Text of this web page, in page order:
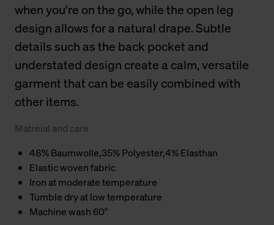
when you're on the go, while the open leg
design allows for a natural drape. Subtle
details such as the back pocket and
understated design create a calm, versatile
garment that can be easily combined with
other items.
Matreial and care
48% Baumwolle,35% Polyester,4% Elasthan
Elastic woven fabric
Iron at moderate temperature
Tumble dry at low temperature
Machine wash 60°